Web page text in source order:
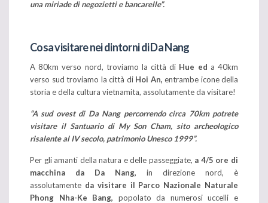
una miriade di negozietti e bancarelle”.
Cosa visitare nei dintorni di Da Nang
A 80km verso nord, troviamo la città di Hue ed a 40km
verso sud troviamo la città diHoi An, entrambe icone della
storia e della cultura vietnamita, assolutamente da visitare!
“A sud ovest di Da Nang percorrendo circa 70km potrete
visitare il Santuario di My Son Cham, sito archeologico
risalente al IV secolo, patrimonio Unesco 1999”.
Per gli amanti della natura e delle passeggiate, a 4/5 ore di
macchina da Da Nang, in direzione nord, è
assolutamente da visitare il Parco Nazionale Naturale
Phong Nha-Ke Bang, popolato da numerosi uccelli e